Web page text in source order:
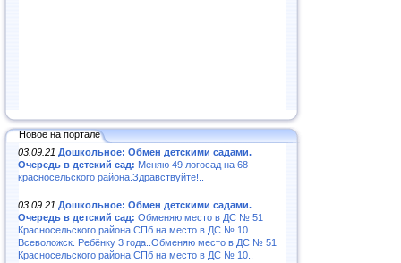
Новое на портале
03.09.21 Дошкольное: Обмен детскими садами.
Очередь в детский сад: Меняю 49 логосад на 68
красносельского района.Здравствуйте!..
03.09.21 Дошкольное: Обмен детскими садами.
Очередь в детский сад: Обменяю место в ДС № 51
Красносельского района СПб на место в ДС № 10
Всеволожск. Ребёнку 3 года..Обменяю место в ДС № 51
Красносельского района СПб на место в ДС № 10..